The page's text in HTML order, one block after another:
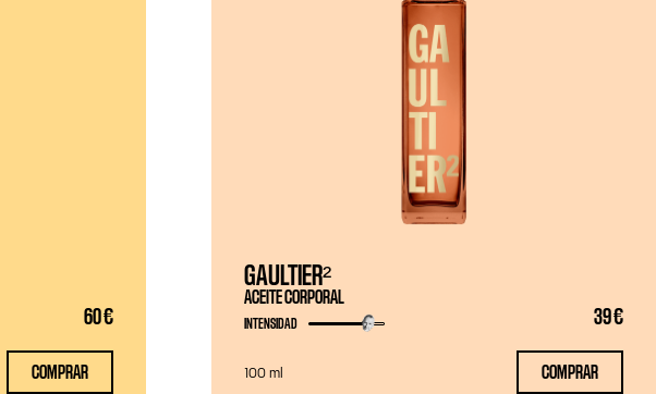
60 €
COMPRAR
GAULTIER²
ACEITE CORPORAL
39 €
INTENSIDAD
100 ml COMPRAR